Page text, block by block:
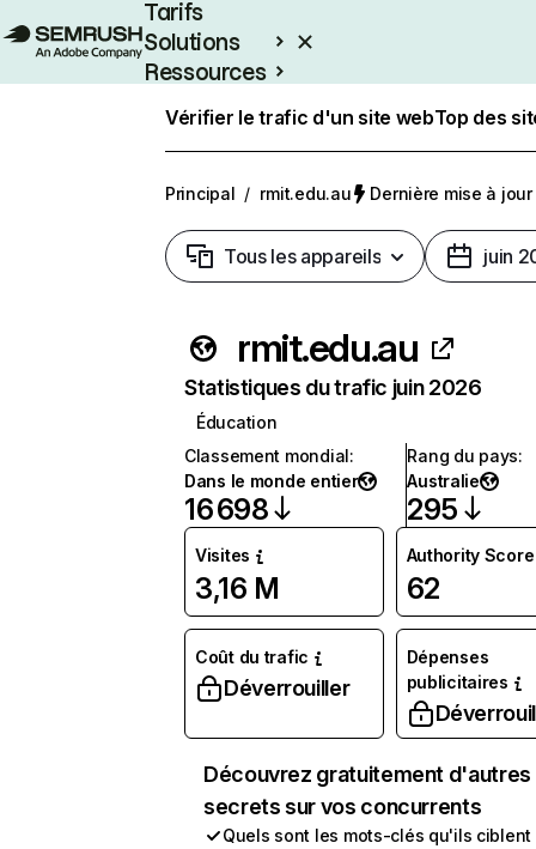
Tarifs
Solutions
Ressources
Vérifier le trafic d'un site webTop des
Principal / rmit.edu.au Dernière mise à
Tous les appareils juin
rmit.edu.au
Statistiques du trafic juin 2026
Éducation
Classement mondial:
Dans le monde entier
16 698
Rang du pays:
Australie
295
Visites
3,16 M
Authority Score
62
Coût du trafic
Déverrouiller
Dépenses
publicitaires
Découvrez gratuitement d'autres
secrets sur vos concurrents
Quels sont les mots-clés qu'ils ciblent